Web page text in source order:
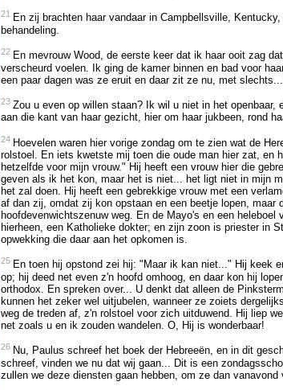
21
En zij brachten haar vandaar in Campbellsville,
behandeling.
22 En mevrouw Wood, de eerste keer dat ik haar ooit zag
verscheurd voelen. Ik ging de kamer binnen en bad voor
een paar dagen was ze eruit en daar zit ze nu, met
23 Zou u even op willen staan? Ik wil u niet in het
aan die kant van haar gezicht, hier om haar jukbeen, rond
24 Hoevelen waren hier vorige zondag om te zien wat de
rolstoel. En iets kwetste mij toen die oude man hier zat, en
hetzelfde voor mijn vrouw." Hij heeft een vrouw hier die
geven als ik het kon, maar het is niet... het ligt niet in mijn
het zal doen. Hij heeft een gebrekkige vrouw met een
af dan zij, omdat zij kon opstaan en een beetje lopen,
hoofdevenwichtszenuw weg. En de Mayo's en een
hierheen, een Katholieke dokter; en zijn zoon is priester in
opwekking die daar aan het opkomen is.
25 En toen hij opstond zei hij: "Maar ik kan niet..." Hij keek
op; hij deed net even z'n hoofd omhoog, en daar kon hij
orthodox. En spreken over... U denkt dat alleen de
kunnen het zeker wel uitjubelen, wanneer ze zoiets
weg de treden af, z'n rolstoel voor zich uitduwend. Hij liep
net zoals u en ik zouden wandelen. O, Hij is wonderbaar!
26 Nu, Paulus schreef het boek der Hebreeën, en in dit
schreef, vinden we nu dat wij gaan... Dit is een
zullen we deze diensten gaan hebben, om ze dan vanavond